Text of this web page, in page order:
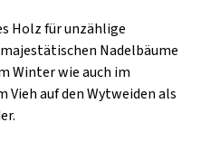
Holz für unzählige
Nadelbäume
Winter wie auch im
Vieh auf den Wytweiden als